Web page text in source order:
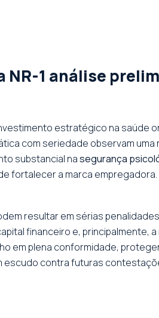
NR-1 análise
estratégico na saúde
com seriedade observam uma
substancial nasegurança
fortalecer a marca empregadora.
resultar em sérias
financeiro e, principalmente,
em plena conformidade,
escudo contra futuras